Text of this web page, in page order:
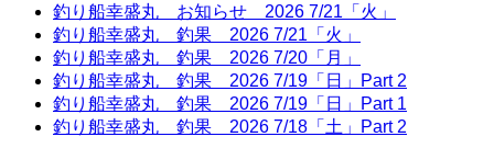
釣り船幸盛丸 お知らせ 2026 7/21「火」
釣り船幸盛丸 釣果 2026 7/21「火」
釣り船幸盛丸 釣果 2026 7/20「月」
釣り船幸盛丸 釣果 2026 7/19「日」Part 2
釣り船幸盛丸 釣果 2026 7/19「日」Part 1
釣り船幸盛丸 釣果 2026 7/18「土」Part 2